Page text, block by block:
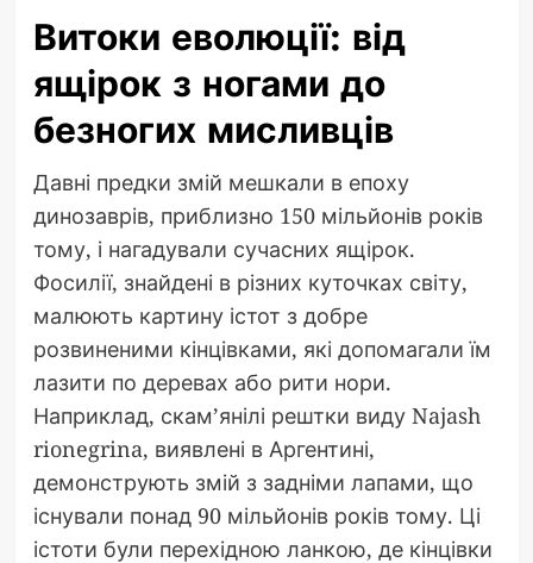
Витоки еволюції: від
ящірок з ногами до
безногих мисливців
Давні предки змій мешкали в епоху
динозаврів, приблизно 150 мільйонів років
тому, і нагадували сучасних ящірок.
Фосилії, знайдені в різних куточках світу,
малюють картину істот з добре
розвиненими кінцівками, які допомагали їм
лазити по деревах або рити нори.
Наприклад, скам’янілі рештки виду Najash
rionegrina, виявлені в Аргентині,
демонструють змій з задніми лапами, що
існували понад 90 мільйонів років тому. Ці
істоти були перехідною ланкою, де кінцівки